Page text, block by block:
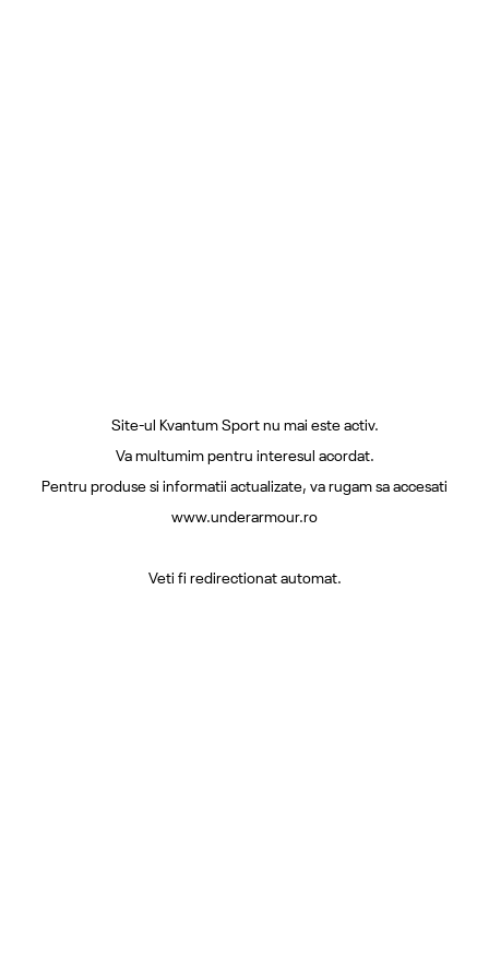
Site-ul Kvantum Sport nu mai este activ.
Va multumim pentru interesul acordat.
Pentru produse si informatii actualizate, va rugam sa accesati
www.underarmour.ro
Veti fi redirectionat automat.